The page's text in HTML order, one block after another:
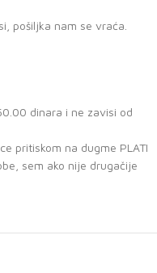
pošiljka nam se vraća.
dinara i ne zavisi od
pritiskom na dugme PLATI
sem ako nije drugačije